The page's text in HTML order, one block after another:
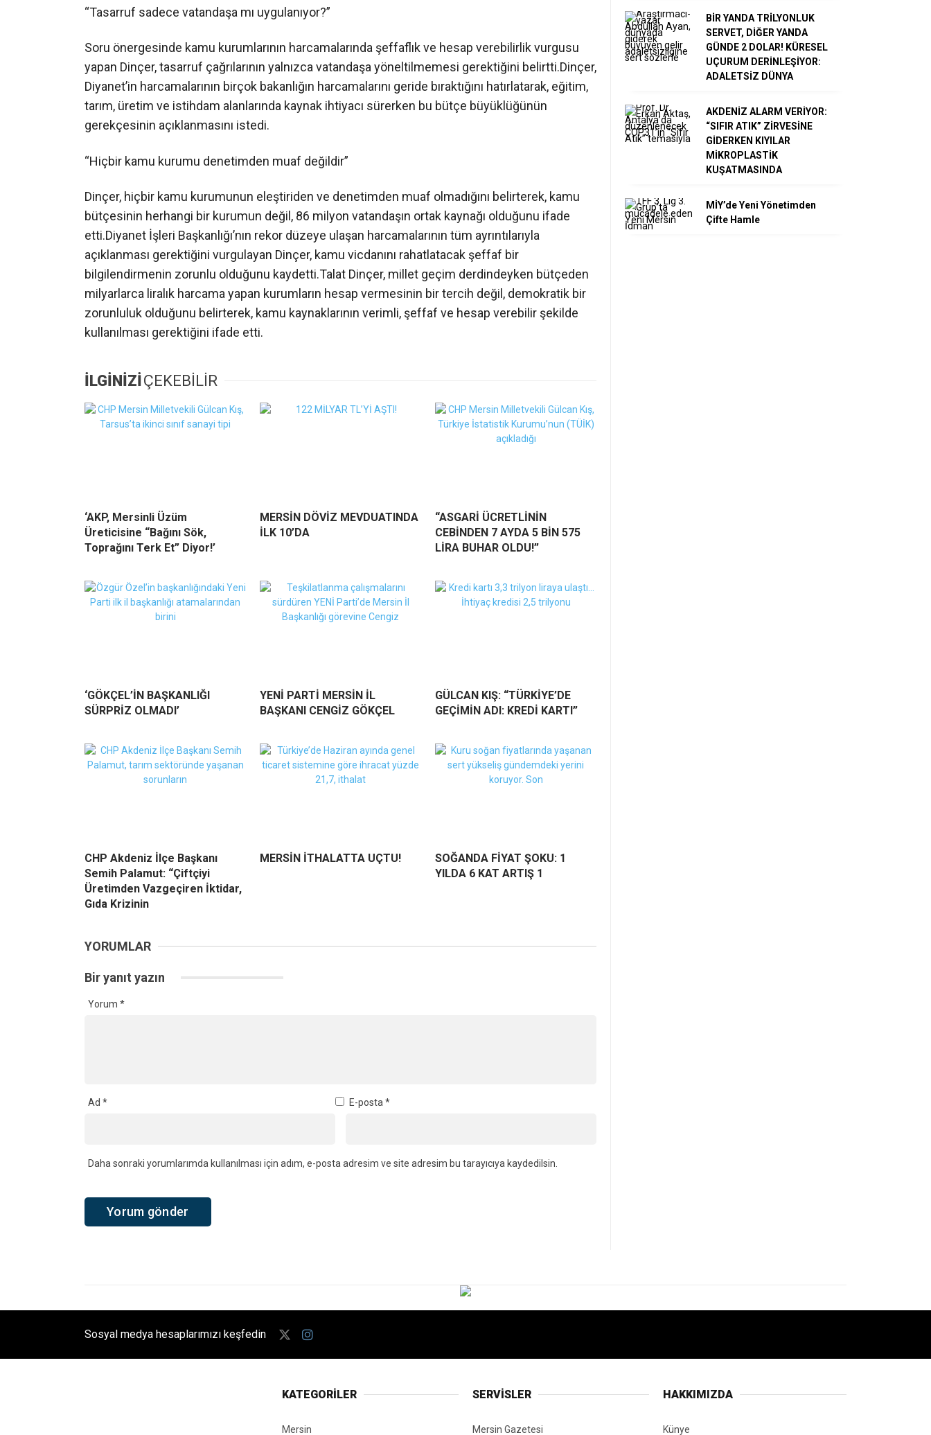
“Tasarruf sadece vatandaşa mı uygulanıyor?”
Soru önergesinde kamu kurumlarının harcamalarında şeffaflık ve hesap verebilirlik vurgusu
yapan Dinçer, tasarruf çağrılarının yalnızca vatandaşa yöneltilmemesi gerektiğini belirtti.Dinçer,
Diyanet’in harcamalarının birçok bakanlığın harcamalarını geride bıraktığını hatırlatarak, eğitim,
tarım, üretim ve istihdam alanlarında kaynak ihtiyacı sürerken bu bütçe büyüklüğünün
gerekçesinin açıklanmasını istedi.
“Hiçbir kamu kurumu denetimden muaf değildir”
Dinçer, hiçbir kamu kurumunun eleştiriden ve denetimden muaf olmadığını belirterek, kamu
bütçesinin herhangi bir kurumun değil, 86 milyon vatandaşın ortak kaynağı olduğunu ifade
etti.Diyanet İşleri Başkanlığı’nın rekor düzeye ulaşan harcamalarının tüm ayrıntılarıyla
açıklanması gerektiğini vurgulayan Dinçer, kamu vicdanını rahatlatacak şeffaf bir
bilgilendirmenin zorunlu olduğunu kaydetti.Talat Dinçer, millet geçim derdindeyken bütçeden
milyarlarca liralık harcama yapan kurumların hesap vermesinin bir tercih değil, demokratik bir
zorunluluk olduğunu belirterek, kamu kaynaklarının verimli, şeffaf ve hesap verebilir şekilde
kullanılması gerektiğini ifade etti.
İLGİNİZİÇEKEBİLİR
‘AKP, Mersinli Üzüm
Üreticisine “Bağını Sök,
Toprağını Terk Et” Diyor!’
MERSİN DÖVİZ MEVDUATINDA
İLK 10’DA
“ASGARİ ÜCRETLİNİN
CEBİNDEN 7 AYDA 5 BİN 575
LİRA BUHAR OLDU!”
‘GÖKÇEL’İN BAŞKANLIĞI
SÜRPRİZ OLMADI’
YENİ PARTİ MERSİN İL
BAŞKANI CENGİZ GÖKÇEL
GÜLCAN KIŞ: “TÜRKİYE’DE
GEÇİMİN ADI: KREDİ KARTI”
CHP Akdeniz İlçe Başkanı
Semih Palamut: “Çiftçiyi
Üretimden Vazgeçiren İktidar,
Gıda Krizinin
MERSİN İTHALATTA UÇTU!
SOĞANDA FİYAT ŞOKU: 1
YILDA 6 KAT ARTIŞ 1
YORUMLAR
Bir yanıt yazın
Yorum *
Ad * E-posta*
Daha sonraki yorumlarımda kullanılması için adım, e-posta adresim ve site adresim bu tarayıcıya kaydedilsin.
BİR YANDA TRİLYONLUK
SERVET, DİĞER YANDA
GÜNDE 2 DOLAR! KÜRESEL
UÇURUM DERİNLEŞİYOR:
ADALETSİZ DÜNYA
AKDENİZ ALARM VERİYOR:
“SIFIR ATIK” ZİRVESİNE
GİDERKEN KIYILAR
MİKROPLASTİK
KUŞATMASINDA
MİY’de Yeni Yönetimden
Çifte Hamle
Sosyal medya hesaplarımızı keşfedin
KATEGORİLER
Mersin
SERVİSLER
Mersin Gazetesi
HAKKIMIZDA
Künye